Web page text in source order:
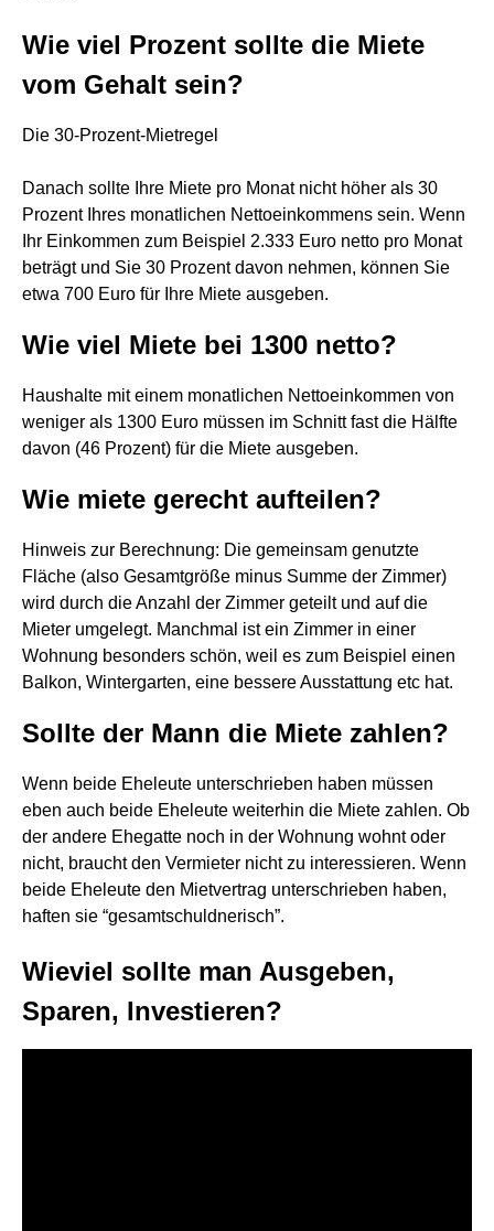
Wie viel Prozent sollte die Miete
vom Gehalt sein?
Die 30-Prozent-Mietregel
Danach sollte Ihre Miete pro Monat nicht höher als 30
Prozent Ihres monatlichen Nettoeinkommens sein. Wenn
Ihr Einkommen zum Beispiel 2.333 Euro netto pro Monat
beträgt und Sie 30 Prozent davon nehmen, können Sie
etwa 700 Euro für Ihre Miete ausgeben.
Wie viel Miete bei 1300 netto?
Haushalte mit einem monatlichen Nettoeinkommen von
weniger als 1300 Euro müssen im Schnitt fast die Hälfte
davon (46 Prozent) für die Miete ausgeben.
Wie miete gerecht aufteilen?
Hinweis zur Berechnung: Die gemeinsam genutzte
Fläche (also Gesamtgröße minus Summe der Zimmer)
wird durch die Anzahl der Zimmer geteilt und auf die
Mieter umgelegt. Manchmal ist ein Zimmer in einer
Wohnung besonders schön, weil es zum Beispiel einen
Balkon, Wintergarten, eine bessere Ausstattung etc hat.
Sollte der Mann die Miete zahlen?
Wenn beide Eheleute unterschrieben haben müssen
eben auch beide Eheleute weiterhin die Miete zahlen. Ob
der andere Ehegatte noch in der Wohnung wohnt oder
nicht, braucht den Vermieter nicht zu interessieren. Wenn
beide Eheleute den Mietvertrag unterschrieben haben,
haften sie “gesamtschuldnerisch”.
Wieviel sollte man Ausgeben,
Sparen, Investieren?